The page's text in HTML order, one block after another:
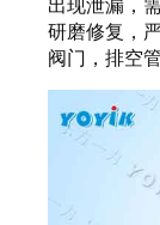
研磨修复，
阀门，排空